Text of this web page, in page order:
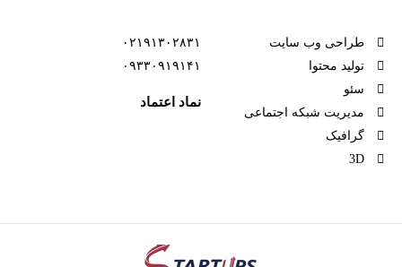
طراحی وب سایت
تولید محتوا
سئو
مدیریت شبکه اجتماعی
گرافیک
3D
۰۲۱۹۱۳۰۲۸۳۱
۰۹۳۳۰۹۱۹۱۴۱
نماد اعتماد